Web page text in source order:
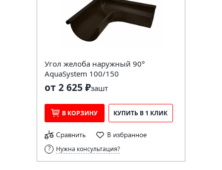
Угол желоба наружный 90°
AquaSystem 100/150
от 2 625 ₽зашт
В КОРЗИНУ КУПИТЬ В 1 КЛИК
Сравнить В избранное
Нужна консультация?